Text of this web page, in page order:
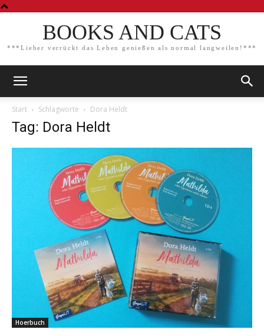
BOOKS AND CATS
***Lieber verrückt das Leben genießen als normal langweilen!***
Start Schlagworte Dora Heldt
Tag: Dora Heldt
Hoerbuch